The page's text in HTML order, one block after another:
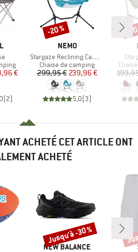
€
(2)
MARQUE
NEMO
Article
Stargaze Reclining Camp Chair
Product group
Chaise de camping
Prix
299,95 €Prix réduit
239,96 €
5,0(3)
Remise
-20 % -
ACHETÉ CET ARTICLE ONT
ACHETÉ
MARQUE
NEW BALANCE
Remise
Jusqu'à -30 %